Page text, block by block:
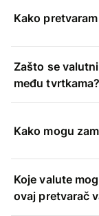
Kako
Zašto se
među tvrtkama?
Kako mogu
Koje valute
ovaj pretvarač